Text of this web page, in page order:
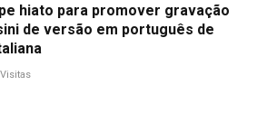
hiato para promover gravação
de versão em português de
Visitas